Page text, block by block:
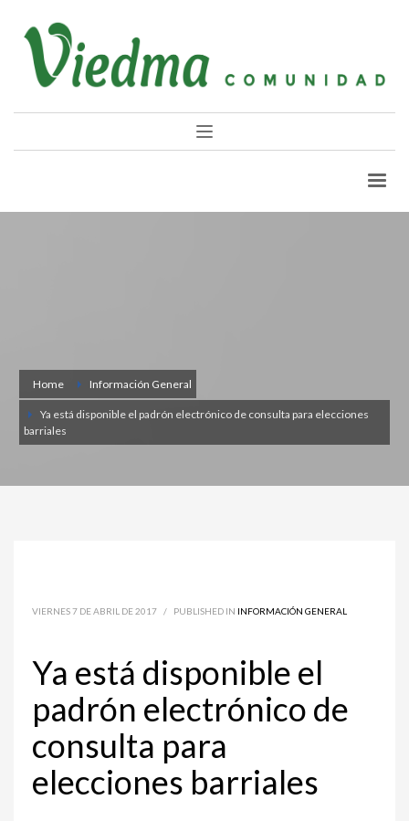
Home Información General
Ya está disponible el padrón electrónico de consulta para elecciones
barriales
VIERNES 7 DE ABRIL DE 2017 / PUBLISHED IN INFORMACIÓN GENERAL
Ya está disponible el
padrón electrónico de
consulta para
elecciones barriales